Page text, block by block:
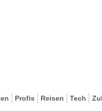
Profis Reisen Tech